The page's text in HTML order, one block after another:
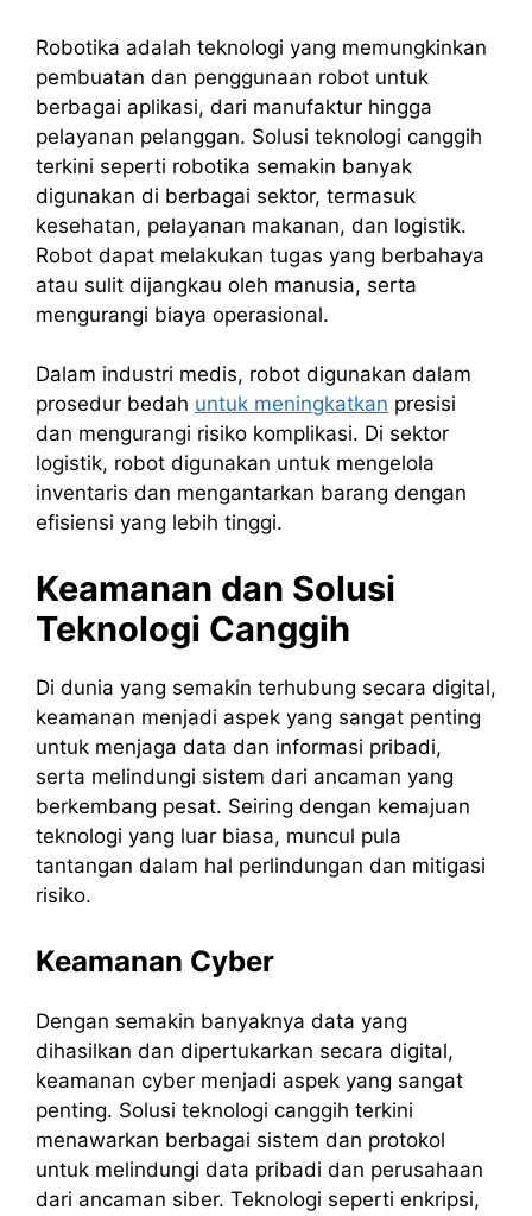
Robotika adalah teknologi yang memungkinkan
pembuatan dan penggunaan robot untuk
berbagai aplikasi, dari manufaktur hingga
pelayanan pelanggan. Solusi teknologi canggih
terkini seperti robotika semakin banyak
digunakan di berbagai sektor, termasuk
kesehatan, pelayanan makanan, dan logistik.
Robot dapat melakukan tugas yang berbahaya
atau sulit dijangkau oleh manusia, serta
mengurangi biaya operasional.
Dalam industri medis, robot digunakan dalam
prosedur bedah untuk meningkatkan presisi
dan mengurangi risiko komplikasi. Di sektor
logistik, robot digunakan untuk mengelola
inventaris dan mengantarkan barang dengan
efisiensi yang lebih tinggi.
Keamanan dan Solusi
Teknologi Canggih
Di dunia yang semakin terhubung secara digital,
keamanan menjadi aspek yang sangat penting
untuk menjaga data dan informasi pribadi,
serta melindungi sistem dari ancaman yang
berkembang pesat. Seiring dengan kemajuan
teknologi yang luar biasa, muncul pula
tantangan dalam hal perlindungan dan mitigasi
risiko.
Keamanan Cyber
Dengan semakin banyaknya data yang
dihasilkan dan dipertukarkan secara digital,
keamanan cyber menjadi aspek yang sangat
penting. Solusi teknologi canggih terkini
menawarkan berbagai sistem dan protokol
untuk melindungi data pribadi dan perusahaan
dari ancaman siber. Teknologi seperti enkripsi,